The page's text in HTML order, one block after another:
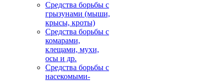
Средства борьбы с
грызунами (мыши,
крысы, кроты)
Средства борьбы с
комарами,
клещами, мухи,
осы и др.
Средства борьбы с
насекомыми-